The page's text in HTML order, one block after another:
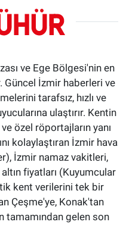
ve Ege Bölgesi'nin en
Güncel İzmir haberleri ve
tarafsız, hızlı ve
ulaştırır. Kentin
özel röportajların yanı
kolaylaştıran İzmir hava
İzmir namaz vakitleri,
fiyatları (Kuyumcular
kent verilerini tek bir
Çeşme'ye, Konak'tan
tamamından gelen son